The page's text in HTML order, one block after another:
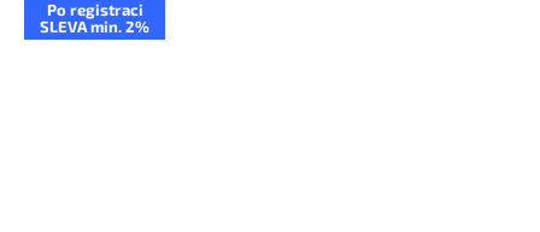
Po registraci
SLEVA min. 2%